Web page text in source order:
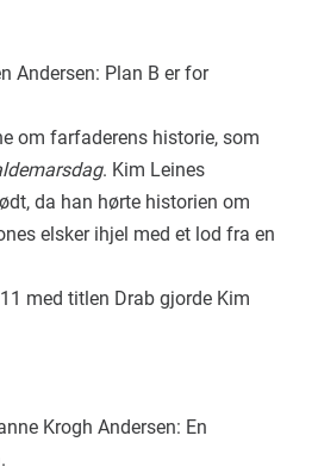
Andersen: Plan B er for
om farfaderens historie, som
. Kim Leines
da han hørte historien om
elsker ihjel med et lod fra en
med titlen Drab gjorde Kim
Krogh Andersen: En